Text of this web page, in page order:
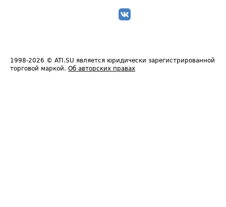
1998-2026 © ATI.SU является юридически зарегистрированной
торговой маркой. Об авторских правах